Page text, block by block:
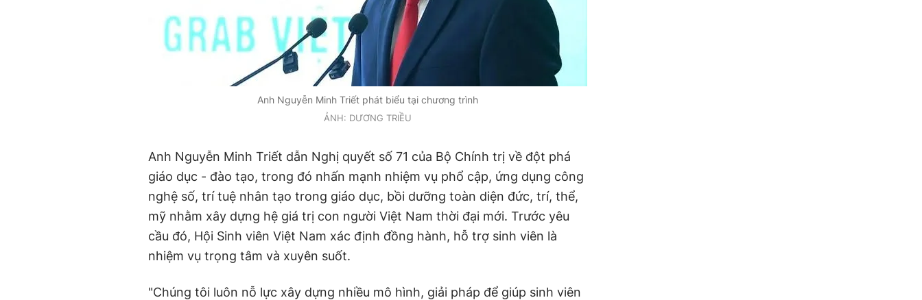
Anh Nguyễn Minh Triết phát biểu tại chương trình
ẢNH: DƯƠNG TRIỀU
Anh Nguyễn Minh Triết dẫn Nghị quyết số 71 của Bộ Chính trị về đột phá
giáo dục - đào tạo, trong đó nhấn mạnh nhiệm vụ phổ cập, ứng dụng công
nghệ số, trí tuệ nhân tạo trong giáo dục, bồi dưỡng toàn diện đức, trí, thể,
mỹ nhằm xây dựng hệ giá trị con người Việt Nam thời đại mới. Trước yêu
cầu đó, Hội Sinh viên Việt Nam xác định đồng hành, hỗ trợ sinh viên là
nhiệm vụ trọng tâm và xuyên suốt.
"Chúng tôi luôn nỗ lực xây dựng nhiều mô hình, giải pháp để giúp sinh viên